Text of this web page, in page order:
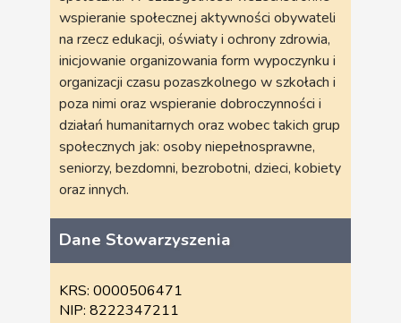
wspieranie społecznej aktywności obywateli
na rzecz edukacji, oświaty i ochrony zdrowia,
inicjowanie organizowania form wypoczynku i
organizacji czasu pozaszkolnego w szkołach i
poza nimi oraz wspieranie dobroczynności i
działań humanitarnych oraz wobec takich grup
społecznych jak: osoby niepełnosprawne,
seniorzy, bezdomni, bezrobotni, dzieci, kobiety
oraz innych.
Dane Stowarzyszenia
KRS: 0000506471
NIP: 8222347211